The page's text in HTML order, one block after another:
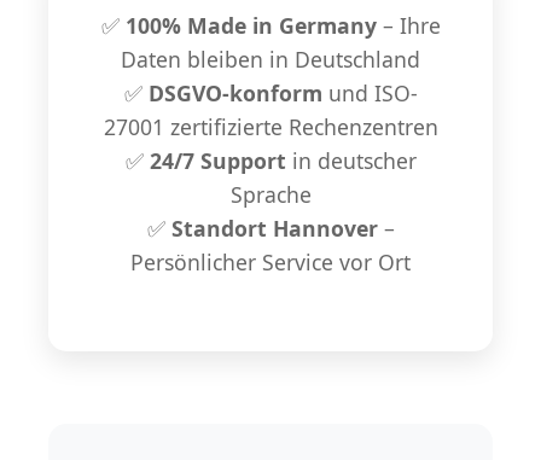
✅ 100% Made in Germany– Ihre
Daten bleiben in Deutschland
✅ DSGVO-konform und ISO-
27001 zertifizierte Rechenzentren
✅ 24/7 Support in deutscher
Sprache
✅ Standort Hannover–
Persönlicher Service vor Ort